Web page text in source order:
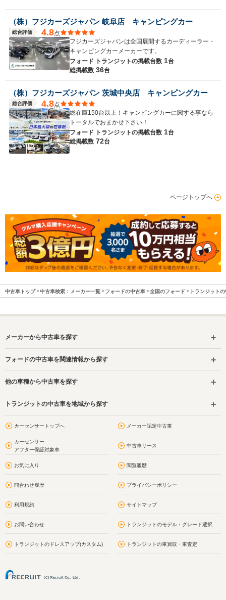
サイズ
(全長x全幅x全高)
WLTCモード
燃費
1.69m
全長
4.5m～4.91m
ホイールベース
-m
-
2.05m～2.1m
全長
5.41m～6m
ホイールベース
-
（株）フジカーズジャパン 岐阜店 キャンピングカー
総合評価 4.8点
フジカーズジャパンは全国展開するカーディーラー・
キャンピングカーメーカーです。
フォード トランジットの掲載台数 1台
総掲載数 36台
（株）フジカーズジャパン 茨城中央店 キャンピングカー
総合評価 4.8点
総在庫150台以上！キャンピングカーに関する事なら
トータルでおまかせ下さい！
フォード トランジットの掲載台数 1台
総掲載数 72台
ページトップへ
中古車トップ 中古車検索：メーカー一覧 フォードの中古車 全国のフォード トランジット
メーカーから中古車を探す
フォードの中古車を関連情報から探す
他の車種から中古車を探す
トランジットの中古車を地域から探す
カーセンサートップへ メーカー認定中古車
カーセンサー
アフター保証対象車
中古車リース
お気に入り 閲覧履歴
問合わせ履歴 プライバシーポリシー
利用規約 サイトマップ
お問い合わせ トランジットのモデル・グレード選択
トランジットのドレスアップ(カスタム) トランジットの車買取・車査定